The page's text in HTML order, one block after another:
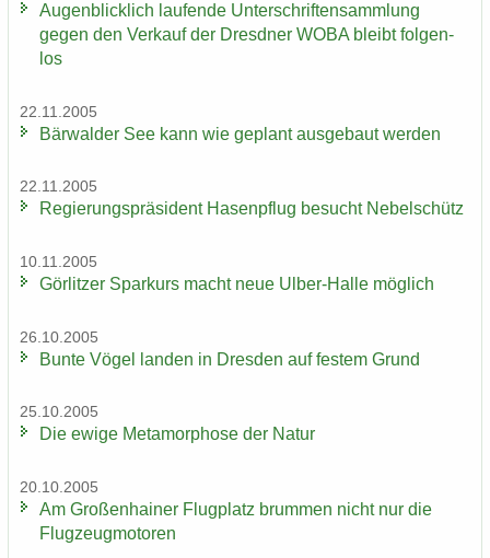
Au­gen­blick­lich lau­fen­de Un­ter­schrif­ten­samm­lung
gegen den Ver­kauf der Dresd­ner WOBA bleibt fol­gen­
los
22.11.2005
Bär­wal­der See kann wie ge­plant aus­ge­baut wer­den
22.11.2005
Re­gie­rungs­prä­si­dent Ha­sen­pflug be­sucht Ne­bel­schütz
10.11.2005
Gör­lit­zer Spar­kurs macht neue Ulber-​Halle mög­lich
26.10.2005
Bunte Vögel lan­den in Dres­den auf fes­tem Grund
25.10.2005
Die ewige Me­ta­mor­pho­se der Natur
20.10.2005
Am Gro­ßen­hai­ner Flug­platz brum­men nicht nur die
Flug­zeug­mo­to­ren